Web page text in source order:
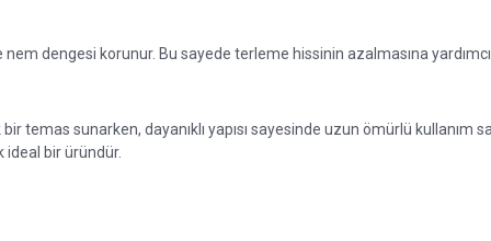
nem dengesi korunur. Bu sayede terleme hissinin azalmasına
sunarken, dayanıklı yapısı sayesinde uzun ömürlü kullanım
ideal bir üründür.